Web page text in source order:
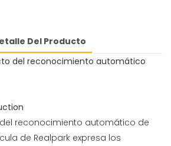
Del Producto
del reconocimiento automático
reconocimiento automático de
de Realpark expresa los